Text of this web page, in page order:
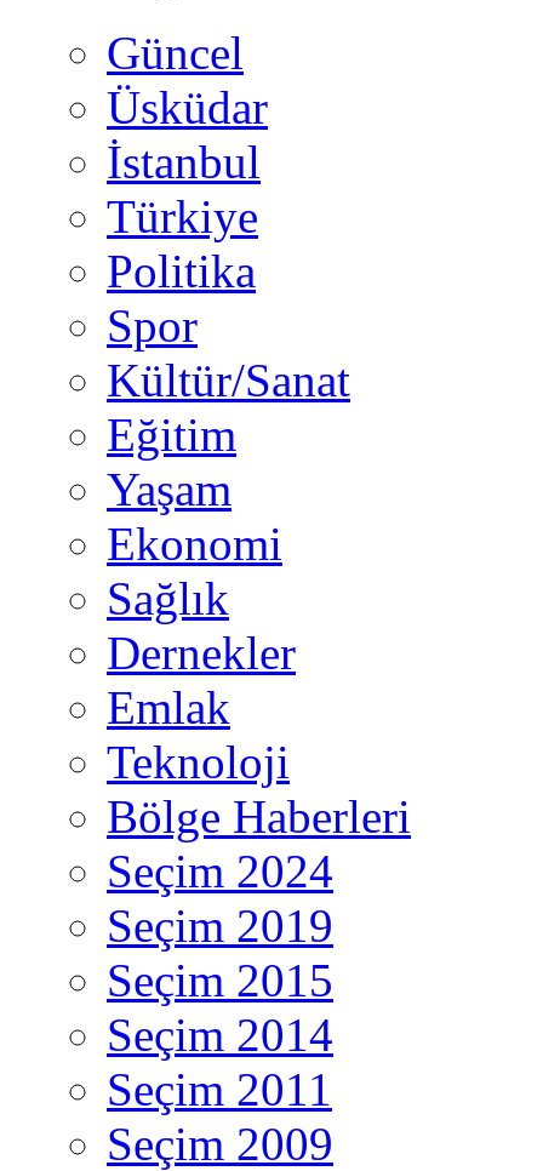
Güncel
Üsküdar
İstanbul
Türkiye
Politika
Spor
Kültür/Sanat
Eğitim
Yaşam
Ekonomi
Sağlık
Dernekler
Emlak
Teknoloji
Bölge Haberleri
Seçim 2024
Seçim 2019
Seçim 2015
Seçim 2014
Seçim 2011
Seçim 2009